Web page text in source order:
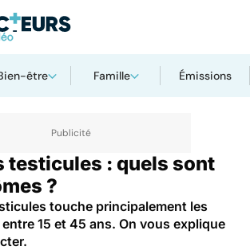
être Famille Émissions
Cancer
testicules : quels sont
?
touche principalement les
15 et 45 ans. On vous explique